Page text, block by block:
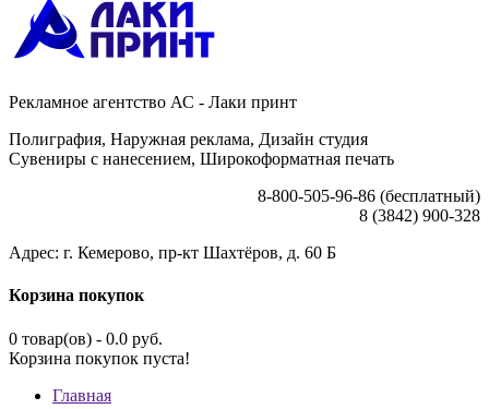
Рекламное агентство АС - Лаки принт
Полиграфия, Наружная реклама, Дизайн студия
Сувениры с нанесением, Широкоформатная печать
8-800-505-96-86 (бесплатный)
8 (3842) 900-328
Адрес: г. Кемерово, пр-кт Шахтёров, д. 60 Б
Корзина покупок
0 товар(ов) - 0.0 руб.
Корзина покупок пуста!
Главная